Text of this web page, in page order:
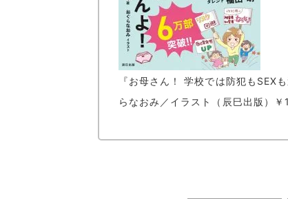
『お母さん！ 学校では防犯も
らなおみ／イラスト（辰巳出版）